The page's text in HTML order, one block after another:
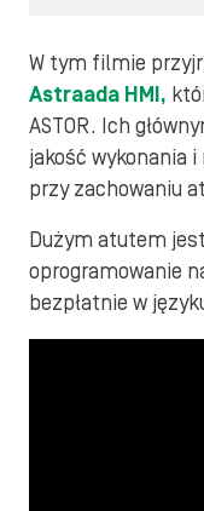
W tym filmie
Astraada HMI,
ASTOR. Ich
jakość wykonania
przy zachowaniu
Dużym atutem
oprogramowanie
bezpłatnie w